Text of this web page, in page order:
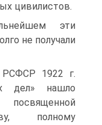
цивилистов.
эти
не получали
РСФСР 1922 г.
дел» нашло
полному